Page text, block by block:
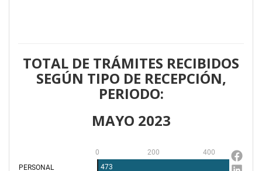
TOTAL DE TRÁMITES RECIBIDOS
SEGÚN TIPO DE RECEPCIÓN,
PERIODO:
MAYO 2023